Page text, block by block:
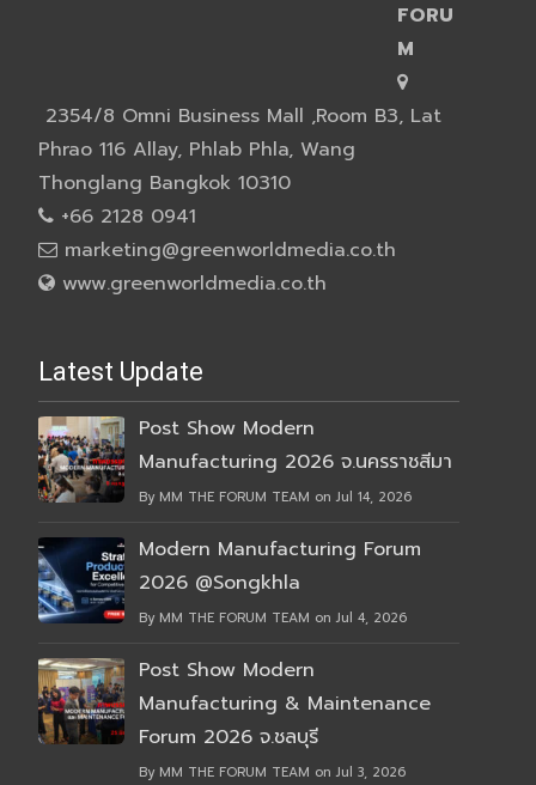
FORU
M
2354/8 Omni Business Mall ,Room B3, Lat
Phrao 116 Allay, Phlab Phla, Wang
Thonglang Bangkok 10310
+66 2128 0941
marketing@greenworldmedia.co.th
www.greenworldmedia.co.th
Latest Update
Post Show Modern
Manufacturing 2026 จ.นครราชสีมา
By MM THE FORUM TEAM on Jul 14, 2026
Modern Manufacturing Forum
2026 @Songkhla
By MM THE FORUM TEAM on Jul 4, 2026
Post Show Modern
Manufacturing & Maintenance
Forum 2026 จ.ชลบุรี
By MM THE FORUM TEAM on Jul 3, 2026